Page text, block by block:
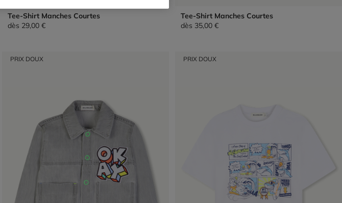
Tee-Shirt Manches Courtes
dès 29,00 €
Tee-Shirt Manches Courtes
dès 35,00 €
PRIX DOUX PRIX DOUX